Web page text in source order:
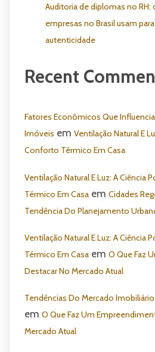
Auditoria de diplomas no RH:
empresas no Brasil usam
autenticidade
Recent
Fatores Econômicos Que
Imóveis em Ventilação Natural E
Conforto Térmico Em Casa
Ventilação Natural E Luz: A Ciência
Térmico Em Casa em Cidades
Tendência Do Planejamento
Ventilação Natural E Luz: A Ciência
Térmico Em Casa em O Que Faz
Destacar No Mercado Atual
Tendências Do Mercado
em O Que Faz Um
Mercado Atual